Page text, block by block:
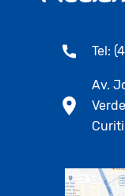
Tel:
Av.